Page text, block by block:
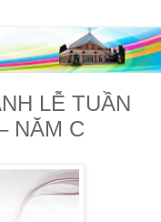
LỄ TUẦN
NĂM C